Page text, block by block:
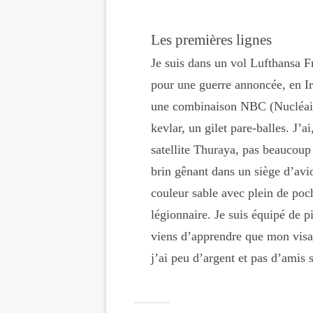
Les premières lignes
Je suis dans un vol Lufthansa
pour une guerre annoncée, en
une combinaison NBC
kevlar, un gilet pare-balles.
satellite Thuraya, pas
brin gênant dans un siège
couleur sable avec plein de
légionnaire. Je suis équipé de
viens d’apprendre que mon
j’ai peu d’argent et pas d’amis